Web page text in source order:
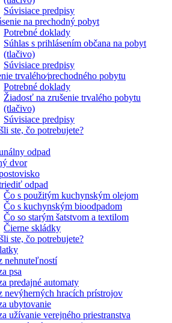
Súvisiace predpisy
na prechodný pobyt
Potrebné doklady
Súhlas s prihlásením občana na pobyt
(tlačivo)
Súvisiace predpisy
trvalého⁄prechodného pobytu
Potrebné doklady
Žiadosť na zrušenie trvalého pobytu
(tlačivo)
Súvisiace predpisy
ste, čo potrebujete?
odpad
dvor
odpad
Čo s použitým kuchynským olejom
Čo s kuchynským bioodpadom
Čo so starým šatstvom a textilom
Čierne skládky
ste, čo potrebujete?
nehnuteľností
psa
predajné automaty
nevýherných hracích prístrojov
ubytovanie
užívanie verejného priestranstva